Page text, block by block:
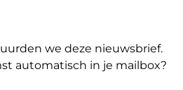
we deze nieuwsbrief.
automatisch in je mailbox?